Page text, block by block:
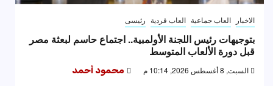
الاخبار العاب جماعية العاب فردية رئيسى
بتوجيهات رئيس اللجنة الأولمبية.. اجتماع حاسم لبعثة مصر
قبل دورة الألعاب المتوسط
السبت, 8 أغسطس 2026, 10:14 م محمود أحمد